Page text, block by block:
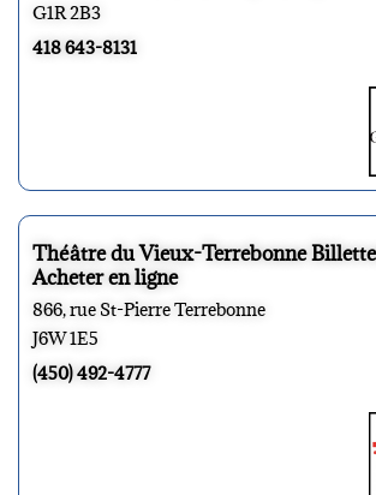
G1R 2B3
418 643-8131
Théâtre du Vieux-Terrebonne
Acheter en ligne
866, rue St-Pierre Terrebonne
J6W 1E5
(450) 492-4777